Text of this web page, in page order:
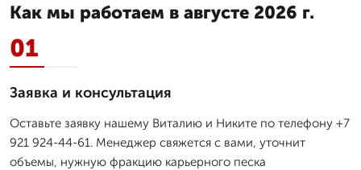
Как мы работаем в августе 2026 г.
01
Заявка и консультация
Оставьте заявку нашему Виталию и Никите по телефону +7
921 924-44-61. Менеджер свяжется с вами, уточнит
объемы, нужную фракцию карьерного песка